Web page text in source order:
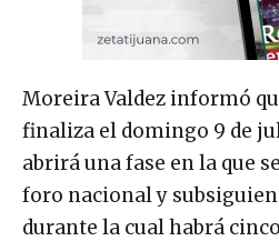
Moreira Valdez informó
finaliza el domingo 9 de
abrirá una fase en la que
foro nacional y
durante la cual habrá